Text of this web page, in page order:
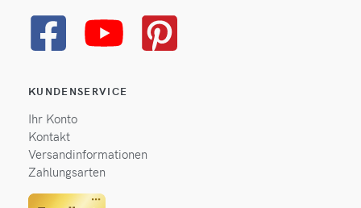
KUNDENSERVICE
Ihr Konto
Kontakt
Versandinformationen
Zahlungsarten